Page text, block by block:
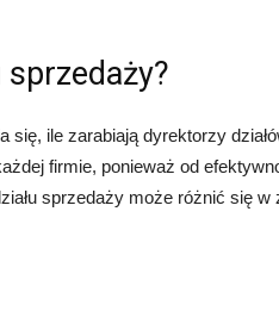
sprzedaży?
ile zarabiają dyrektorzy
firmie, ponieważ od
sprzedaży może różnić się w